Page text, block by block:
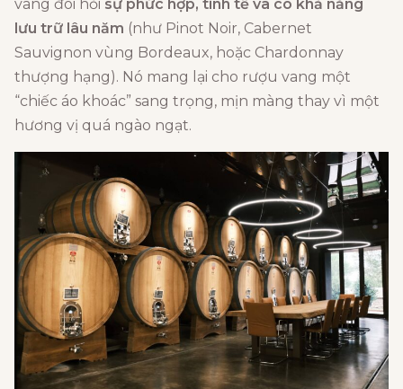
vang đòi hỏi sự phức hợp, tinh tế và có khả năng
lưu trữ lâu năm (như Pinot Noir, Cabernet
Sauvignon vùng Bordeaux, hoặc Chardonnay
thượng hạng). Nó mang lại cho rượu vang một
“chiếc áo khoác” sang trọng, mịn màng thay vì một
hương vị quá ngào ngạt.